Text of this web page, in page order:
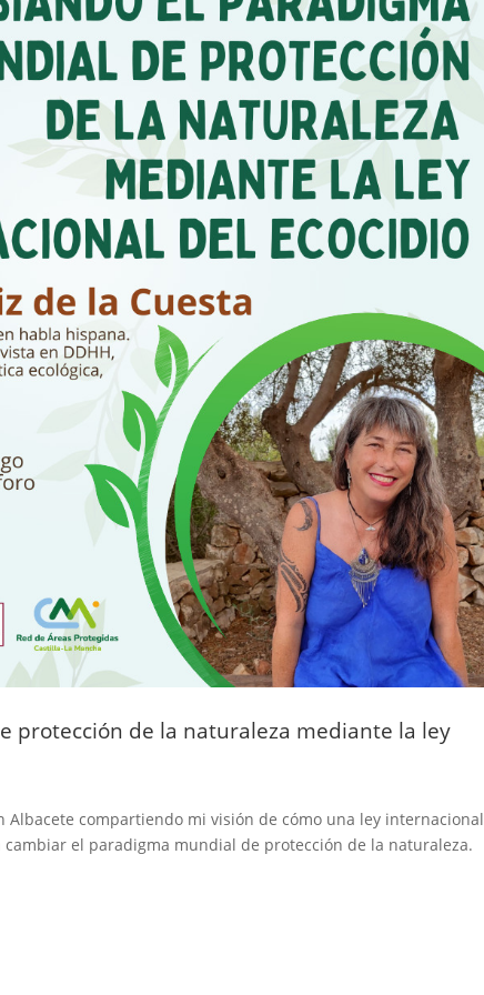
protección de la naturaleza mediante la ley
Albacete compartiendo mi visión de cómo una ley internacional
el paradigma mundial de protección de la naturaleza.